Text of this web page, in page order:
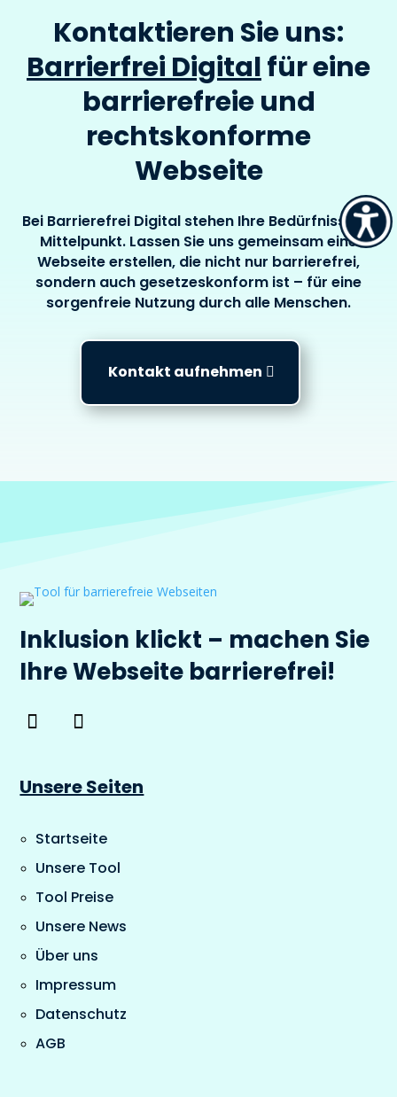
Kontaktieren Sie uns:
Barrierfrei Digitalfür eine
barrierefreie und
rechtskonforme
Webseite
Bei Barrierefrei Digital stehen Ihre Bedürfnisse im
Mittelpunkt. Lassen Sie uns gemeinsam eine
Webseite erstellen, die nicht nur barrierefrei,
sondern auch gesetzeskonform ist – für eine
sorgenfreie Nutzung durch alle Menschen.
Kontakt aufnehmen
Inklusion klickt – machen Sie
Ihre Webseite barrierefrei!
Unsere Seiten
Startseite
Unsere Tool
Tool Preise
Unsere News
Über uns
Impressum
Datenschutz
AGB